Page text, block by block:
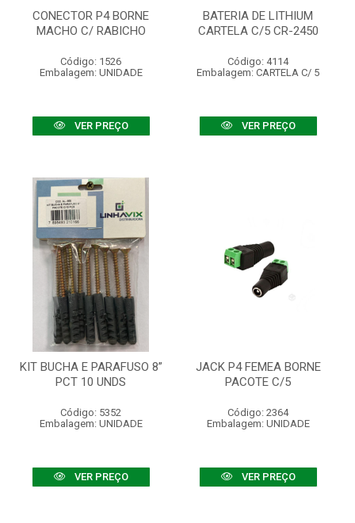
CONECTOR P4 BORNE
MACHO C/ RABICHO
Código: 1526
Embalagem: UNIDADE
VER PREÇO
BATERIA DE LITHIUM
CARTELA C/5 CR-2450
Código: 4114
Embalagem: CARTELA C/ 5
VER PREÇO
KIT BUCHA E PARAFUSO 8”
PCT 10 UNDS
Código: 5352
Embalagem: UNIDADE
VER PREÇO
JACK P4 FEMEA BORNE
PACOTE C/5
Código: 2364
Embalagem: UNIDADE
VER PREÇO